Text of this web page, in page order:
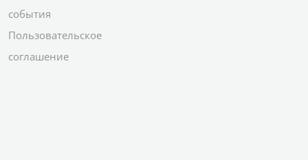
события
Пользовательское
соглашение